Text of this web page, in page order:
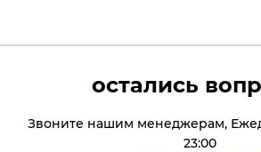
остались
Звоните нашим менеджерам,
23:00